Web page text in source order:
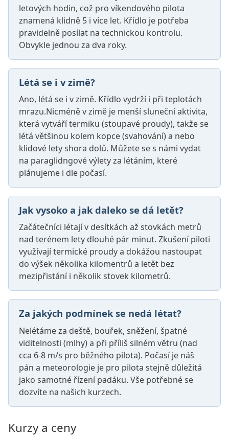
letových hodin, což pro víkendového pilota
znamená klidně 5 i více let. Křídlo je potřeba
pravidelně posílat na technickou kontrolu.
Obvykle jednou za dva roky.
Létá se i v zimě?
Ano, létá se i v zimě. Křídlo vydrží i při teplotách
mrazu.Nicméně v zimě je menší sluneční aktivita,
která vytváří termiku (stoupavé proudy), takže se
létá většinou kolem kopce (svahování) a nebo
klidové lety shora dolů. Můžete se s námi vydat
na paraglidngové výlety za létáním, které
plánujeme i dle počasí.
Jak vysoko a jak daleko se dá letět?
Začátečníci létají v desítkách až stovkách metrů
nad terénem lety dlouhé pár minut. Zkušení piloti
využívají termické proudy a dokážou nastoupat
do výšek několika kilomentrů a letět bez
mezipřistání i několik stovek kilometrů.
Za jakých podmínek se nedá létat?
Nelétáme za deště, bouřek, sněžení, špatné
viditelnosti (mlhy) a při příliš silném větru (nad
cca 6-8 m/s pro běžného pilota). Počasí je náš
pán a meteorologie je pro pilota stejně důležitá
jako samotné řízení padáku. Vše potřebné se
dozvíte na našich kurzech.
Kurzy a ceny